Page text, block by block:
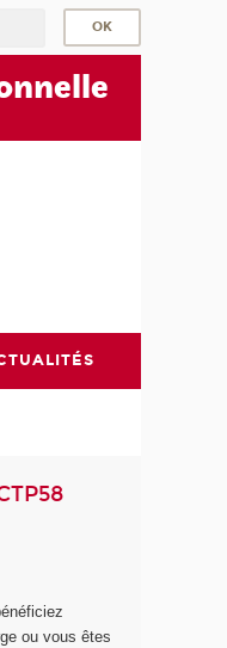
ou vous êtes